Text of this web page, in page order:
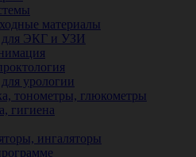
материалы
для ЭКГ и УЗИ
урологии
тонометры, глюкометры
гигиена
ингаляторы